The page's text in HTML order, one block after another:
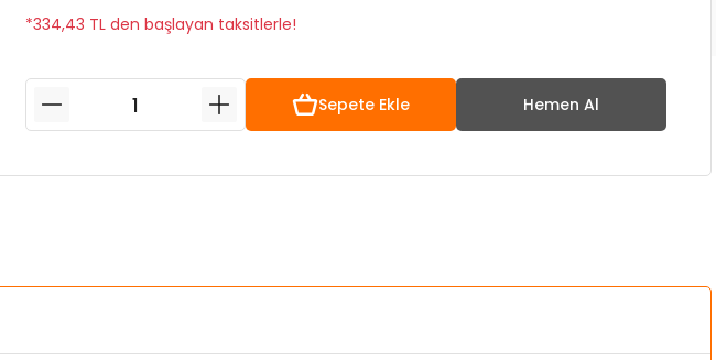
*334,43 TL den başlayan taksitlerle!
Sepete Ekle Hemen Al